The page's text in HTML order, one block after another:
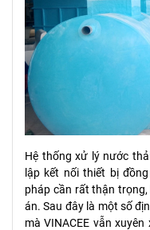
Hệ thống xử lý nước
lập kết nối thiết bị
pháp cần rất thận
án. Sau đây là một số
mà VINACEE vẫn